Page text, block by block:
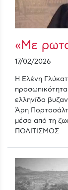
«Με
17/02/2026
Η Ελένη
ελληνίδα
Άρη
μέσα από τη
ΠΟΛΙΤΙΣΜΟΣ